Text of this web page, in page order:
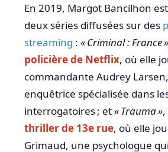
En 2019, Margot Bancilhon
deux séries diffusées sur des
streaming : « Criminal : France »
policière de Netflix, où elle
commandante Audrey
enquêtrice spécialisée dans
interrogatoires ; et« Trauma »
thriller de 13e rue, où elle
Grimaud, une psychologue